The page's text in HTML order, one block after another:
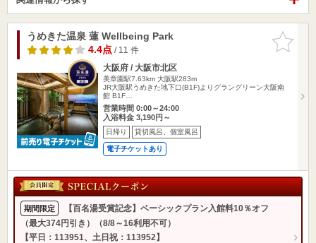
お気に入
りに追加
うめきた温泉 蓮 Wellbeing Park
4.4点/ 11 件
大阪府 / 大阪市北区
美章園駅7.63km 大阪駅283m
JR大阪駅うめきた地下口(B1F)よりグラングリーン大阪南
館 B1F…
営業時間 0:00～24:00
入浴料金 3,190円～
日帰り 貸切風呂、個室風呂
電子チケットあり
期間限定
【百名湯受賞記念】ベーシックプラン入館料10％オフ
（最大374円引き）（8/8～16利用不可）
【平日：113951、土日祝：113952】